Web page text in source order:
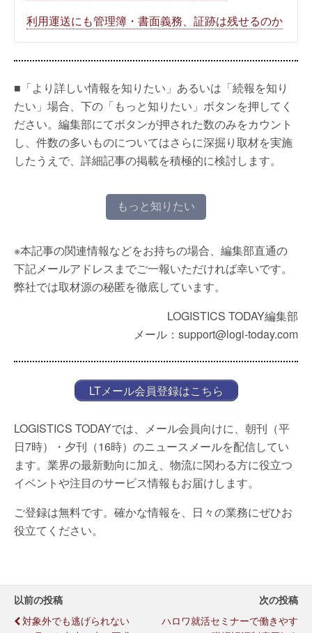
利用運送にも管理簿・書面義務、証跡は残せるのか
■「より詳しい情報を知りたい」あるいは「続報を知り
たい」場合、下の「もっと知りたい」ボタンを押してく
ださい。編集部にてボタンが押された数のみをカウント
し、件数の多いものについてはさらに深掘り取材を実施
したうえで、詳細記事の掲載を積極的に検討します。
もっと知りたい
※本記事の関連情報などをお持ちの場合、編集部直通の
下記メールアドレスまでご一報いただければ幸いです。
弊社では取材源の秘匿を徹底しています。
LOGISTICS TODAY編集部
メール：support@logi-today.com
LTメール会員登録はこちら
LOGISTICS TODAYでは、メール会員向けに、朝刊（平
日7時）・夕刊（16時）のニュースメールを配信してい
ます。業界の最新動向に加え、物流に関わる方に役立つ
イベントや注目のサービス情報もお届けします。
ご登録は無料です。確かな情報を、日々の業務にぜひお
役立てください。
以前の投稿
対象外でも逃げられない
次の投稿
ハロワ就活セミナーで働きやす